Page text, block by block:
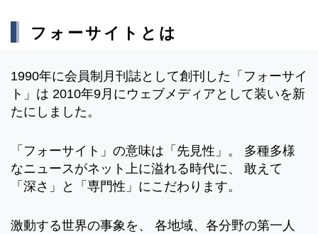
フォーサイトとは
1990年に会員制月刊誌として創刊した「フォーサイ
ト」は 2010年9月にウェブメディアとして装いを新
たにしました。
「フォーサイト」の意味は「先見性」。 多種多様
なニュースがネット上に溢れる時代に、 敢えて
「深さ」と「専門性」にこだわります。
激動する世界の事象を、 各地域、各分野の第一人